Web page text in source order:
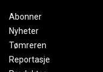
Abonner
Nyheter
Tømreren
Reportasje